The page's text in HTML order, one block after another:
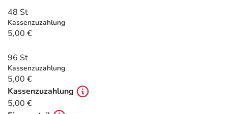
Tierapotheke
Vitamine & Mineralstoffe
Marken
Salus Deals
48 St
Kassenzuzahlung
5,00 €
96 St
Kassenzuzahlung
5,00 €
Kassenzuzahlung
5,00 €